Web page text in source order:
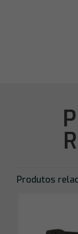
Produtos